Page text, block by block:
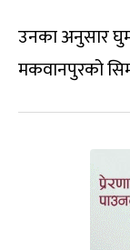
उनका अनुसार
मकवानपुरको